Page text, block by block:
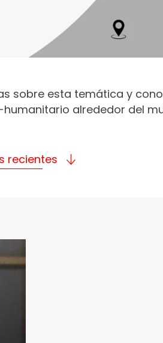
sobre esta temática y
alrededor del
recientes